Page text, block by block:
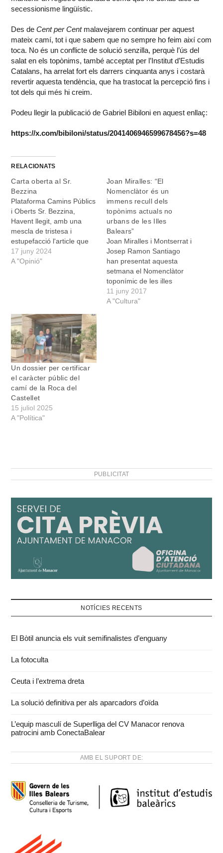
secessionisme lingüístic.
Des deCent per Centmalavejarem continuar per aquest
mateix camí, tot i que sabem que no sempre ho feim així com
toca. No és un conflicte de solució senzilla, perquè l’ús del
salat en els topònims, també acceptat per l’Institut d’Estudis
Catalans, ha arrelat fort els darrers cinquanta anys i costarà
revertir aquesta tendència, que ha trastocat la percepció fins i
tot dels qui més hi creim.
Podeu llegir la publicació de Gabriel Bibiloni en aquest enllaç:
https://x.com/bibiloni/status/2041406946599678456?s=48
RELACIONATS
Carta oberta al Sr.
Bezzina
Plataforma Camins Públics
i Oberts Sr. Bezzina,
Havent llegit, amb una
mescla de tristesa i
estupefacció l'article que
publicaren a un diari de la
premsa illenca i hem
quaranta…
17 juny 2024
A "Opinió"
Joan Miralles: “El
Nomenclàtor és un
immens recull dels
topònims actuals no
urbans de les Illes
Balears”
Joan Miralles i Montserrat i
Josep Ramon Santiago
han presentat aquesta
setmana el Nomenclàtor
toponímic de les illes
Balears, “un immens recull
dels topònims actuals no
11 juny 2017
A "Cultura"
Un dossier per certificar
el caràcter públic del
camí de la Roca del
Castellet
15 juliol 2025
A "Política"
PUBLICITAT
NOTÍCIES RECENTS
El Bòtil anuncia els vuit semifinalistes d’enguany
La fotoculta
Ceuta i l’extrema dreta
La solució definitiva per als aparcadors d’oïda
L’equip masculí de Superlliga del CV Manacor renova
patrocini amb ConectaBalear
AMB EL SUPORT DE: